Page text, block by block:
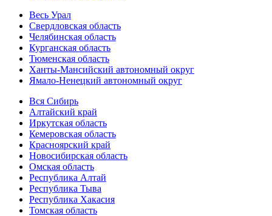
Весь Урал
Свердловская область
Челябинская область
Курганская область
Тюменская область
Ханты-Мансийский автономный округ
Ямало-Ненецкий автономный округ
Вся Сибирь
Алтайский край
Иркутская область
Кемеровская область
Красноярский край
Новосибирская область
Омская область
Республика Алтай
Республика Тыва
Республика Хакасия
Томская область